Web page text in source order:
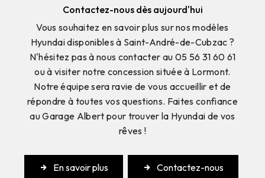
Contactez-nous dès aujourd'hui
Vous souhaitez en savoir plus sur nos modèles
Hyundai disponibles à Saint-André-de-Cubzac ?
N'hésitez pas à nous contacter au 05 56 31 60 61
ou à visiter notre concession située à Lormont.
Notre équipe sera ravie de vous accueillir et de
répondre à toutes vos questions. Faites confiance
au Garage Albert pour trouver la Hyundai de vos
rêves !
En savoir plus Contactez-nous